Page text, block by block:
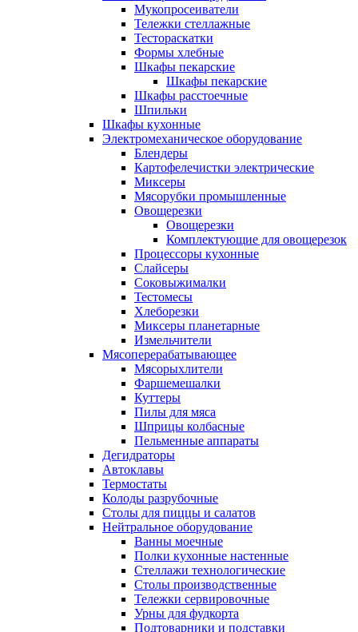
Мукопросеиватели
Тележки стеллажные
Тестораскатки
Формы хлебные
Шкафы пекарские
Шкафы пекарские
Шкафы расстоечные
Шпильки
Шкафы кухонные
Электромеханическое оборудование
Блендеры
Картофелечистки электрические
Миксеры
Мясорубки промышленные
Овощерезки
Овощерезки
Комплектующие для овощерезок
Процессоры кухонные
Слайсеры
Соковыжималки
Тестомесы
Хлеборезки
Миксеры планетарные
Измельчители
Мясоперерабатывающее
Мясорыхлители
Фаршемешалки
Куттеры
Пилы для мяса
Шприцы колбасные
Пельменные аппараты
Дегидраторы
Автоклавы
Термостаты
Колоды разрубочные
Столы для пиццы и салатов
Нейтральное оборудование
Ванны моечные
Полки кухонные настенные
Стеллажи технологические
Столы производственные
Тележки сервировочные
Урны для фудкорта
Подтоварники и подставки